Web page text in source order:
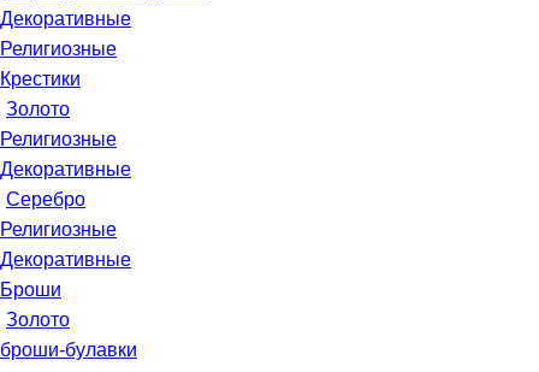
Декоративные
Религиозные
Крестики
Золото
Религиозные
Декоративные
Серебро
Религиозные
Декоративные
Броши
Золото
броши-булавки